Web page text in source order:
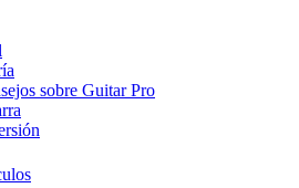
sobre Guitar Pro